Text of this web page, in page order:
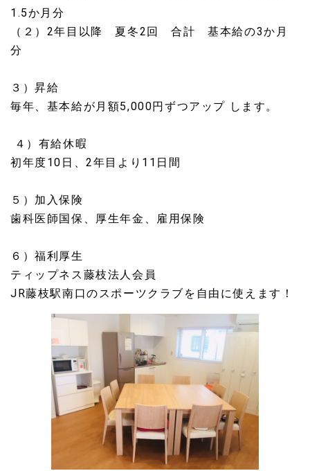
1.5か月分
（２）2年目以降 夏冬2回 合計 基本給の3か月
分
３）昇給
毎年、基本給が月額5,000円ずつアップ します。
４）有給休暇
初年度10日、2年目より11日間
５）加入保険
歯科医師国保、厚生年金、雇用保険
６）福利厚生
ティップネス藤枝法人会員
JR藤枝駅南口のスポーツクラブを自由に使えます！